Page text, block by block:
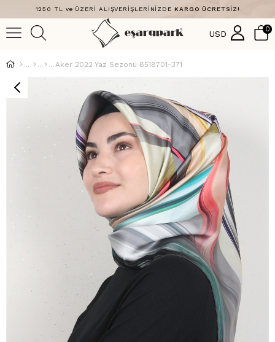
1250 TL ve ÜZERİ ALIŞVERİŞLERİNİZDE KARGO ÜCRETSİZ!
USD 0
Aker 2022 Yaz Sezonu 8518701-371